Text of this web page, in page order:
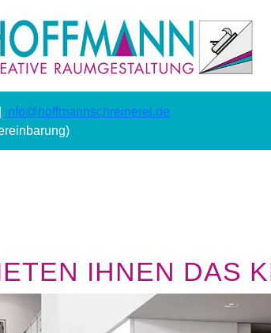
info@hoffmannschreinerei.de
IHNEN DAS